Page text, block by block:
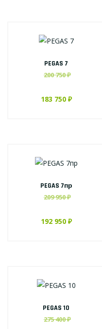
PEGAS 7
200 750 ₽
183 750 ₽
PEGAS 7пр
209 950 ₽
192 950 ₽
PEGAS 10
275 400 ₽